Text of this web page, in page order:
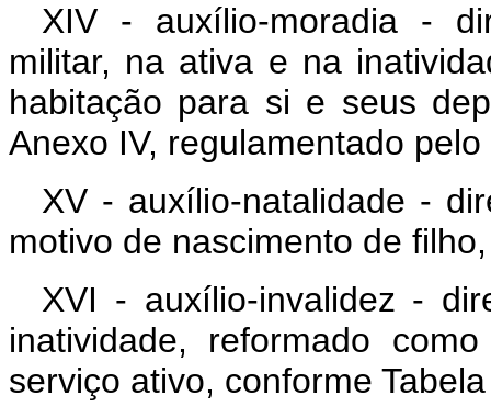
XIV - auxílio-moradia -
militar, na ativa e na
habitação para si e seus
Anexo IV, regulamentado
XV - auxílio-natalidade -
motivo de nascimento de
XVI - auxílio-invalidez -
inatividade, reformado
serviço ativo, conforme